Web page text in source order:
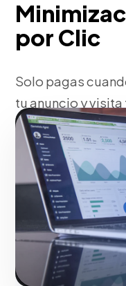
por Clic
Solo pagas
tu anuncio y
que el dinero no
impresiones.
Fase 2:Redacción
extensiones de
Iniciar